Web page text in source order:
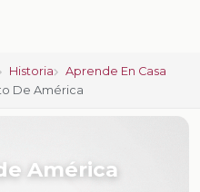
Historia
Aprende En Casa
De América
América